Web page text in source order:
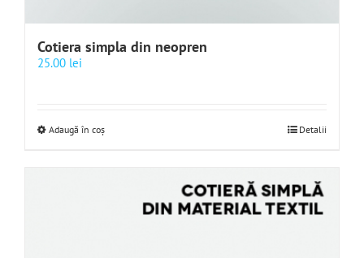
Cotiera simpla din neopren
25.00 lei
Adaugă în coș Detalii